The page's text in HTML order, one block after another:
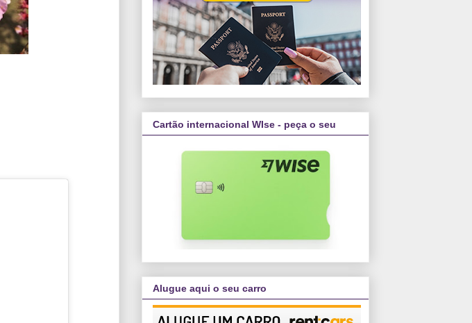
Cartão internacional WIse - peça o seu
Alugue aqui o seu carro